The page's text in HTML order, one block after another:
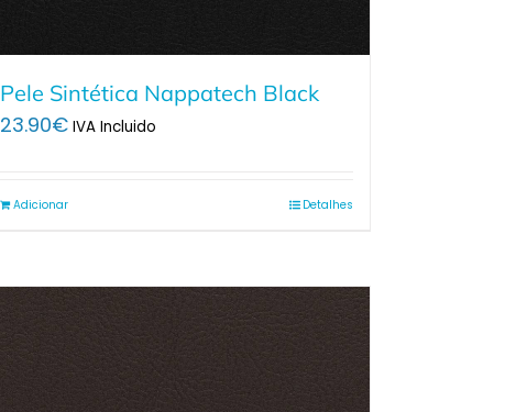
Pele Sintética Nappatech Black
23.90€ IVA Incluido
Adicionar Detalhes